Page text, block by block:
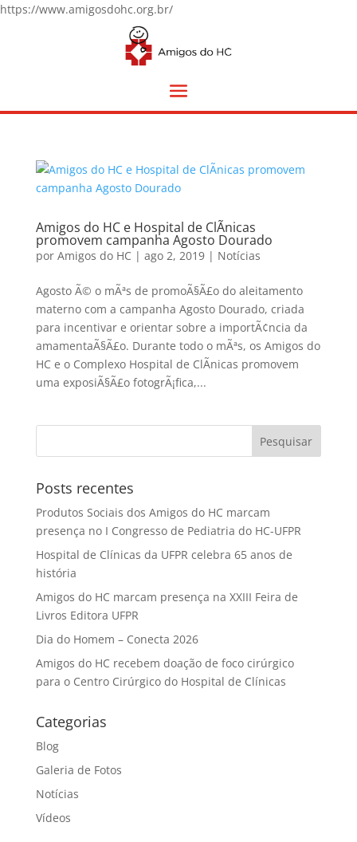
https://www.amigosdohc.org.br/
Amigos do HC e Hospital de ClÃ­nicas
promovem campanha Agosto Dourado
por Amigos do HC | ago 2, 2019| Notícias
Agosto Ã© o mÃªs de promoÃ§Ã£o do aleitamento
materno com a campanha Agosto Dourado, criada
para incentivar e orientar sobre a importÃ¢ncia da
amamentaÃ§Ã£o. Durante todo o mÃªs, os Amigos do
HC e o Complexo Hospital de ClÃ­nicas promovem
uma exposiÃ§Ã£o fotogrÃ¡fica,...
Posts recentes
Produtos Sociais dos Amigos do HC marcam
presença no I Congresso de Pediatria do HC-UFPR
Hospital de Clínicas da UFPR celebra 65 anos de
história
Amigos do HC marcam presença na XXIII Feira de
Livros Editora UFPR
Dia do Homem – Conecta 2026
Amigos do HC recebem doação de foco cirúrgico
para o Centro Cirúrgico do Hospital de Clínicas
Categorias
Blog
Galeria de Fotos
Notícias
Vídeos